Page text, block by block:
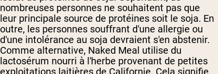
nombreuses personnes ne souhaitent pas que
leur principale source de protéines soit le soja. En
outre, les personnes souffrant d'une allergie ou
d'une intolérance au soja devraient s'en abstenir.
Comme alternative, Naked Meal utilise du
lactosérum nourri à l'herbe provenant de petites
exploitations laitières de Californie. Cela signifie